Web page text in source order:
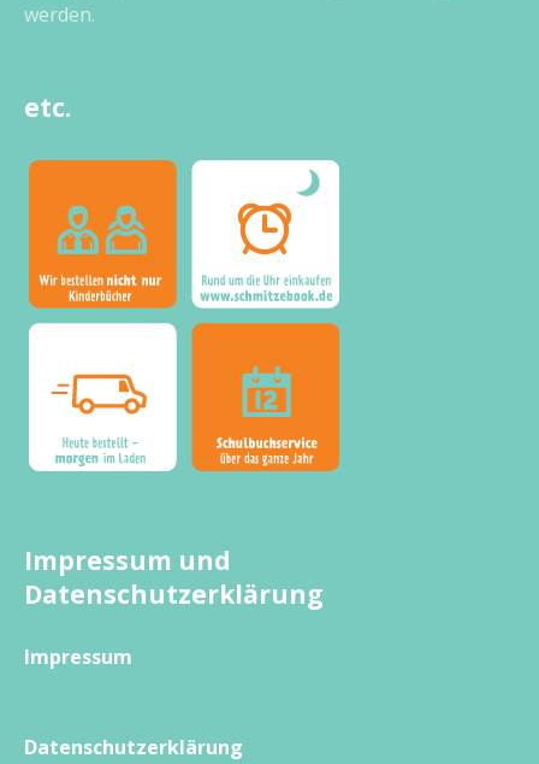
werden.
etc.
Impressum und
Datenschutzerklärung
Impressum
Datenschutzerklärung